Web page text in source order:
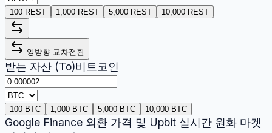
100 REST 1,000 REST 5,000 REST 10,000 REST
양방향 교차전환
받는 자산 (To)비트코인
100 BTC 1,000 BTC 5,000 BTC 10,000 BTC
Google Finance 외환 가격 및 Upbit 실시간 원화 마켓